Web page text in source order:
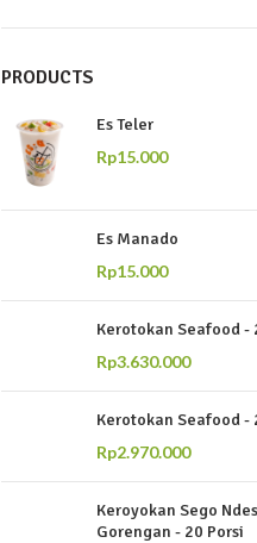
PRODUCTS
Es Teler
Rp15.000
Es Manado
Rp15.000
Kerotokan Seafood -
Rp3.630.000
Kerotokan Seafood -
Rp2.970.000
Keroyokan Sego
Gorengan - 20 Porsi